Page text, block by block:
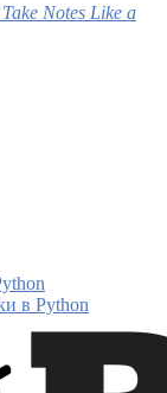
Notes Like a
в Python